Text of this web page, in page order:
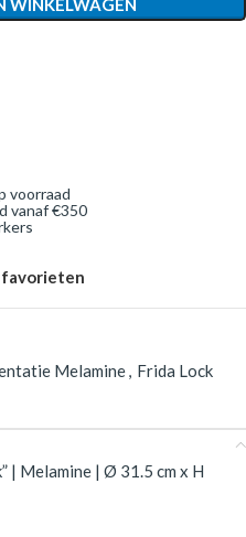
WINKELWAGEN
voorraad
vanaf €350
favorieten
Melamine, Frida Lock
| Melamine | Ø 31.5 cm x H